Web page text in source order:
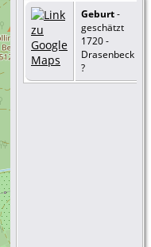
Geburt-
geschätzt
1720 -
Drasenbeck
?